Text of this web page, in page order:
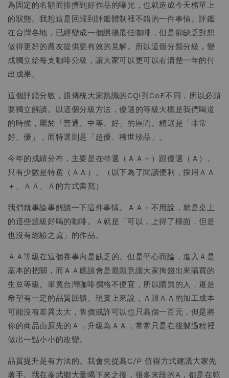
為固定的名額而排擠到好作品的曝光，也就造成今天榜單上
的狀態。我想這是回歸到評鑑體制裡不錯的一件事情。評鑑
在台灣各地，已經變成一個讚揚最佳咖啡，但是卻缺乏對想
做得更好的農友提供更有效的見解。所以這個分類分級，變
成獨立給每支咖啡分級，讓大家可以更可以看清楚一年的付
出成果。
這個評鑑分數，跟傳統大家熟識的CQI與CoE不同，所以必須
要獨立解讀。以這個分級方法，優選的等級大概是我們喝道
的時候，屬於「普通、中等、好」的區間。精選是「非常
好、優」，而特選則是「超優、稀世珍品」。
今年的成績分布，主要是在特選（ＡＡ＋）跟優選（Ａ）。
只有少數是特選（ＡＡ）。（以下為了閱讀便利，採用ＡＡ
＋、ＡＡ、Ａ的方式書寫）
我們就事論事解讀一下這件事情。ＡＡ＋不用說，就是桌上
的這些超級好喝的咖啡。Ａ就是「可以，上得了檯面，但是
也沒有經驗之處」的作品。
ＡＡ等級在這個賽事內是缺乏的。但是平心而論，進入Ａ是
基本的把關，而ＡＡ應該會是最願意讓大家掏錢出來購買的
生豆等級。畢竟台灣咖啡價格不便宜，所以購買的人，還是
希望有一定的品質回饋。現實上來說，Ａ跟ＡＡ的加工成本
可能沒有差異太大，售價或許可以也只高個一百元，但是將
你的商品由原先的Ａ，升級為ＡＡ，常常只是在後製過程裡
做出一點小小的改變。
品質提升是有方法的。我會先從高C/P 值得方式建議大家先
著手。我在泰武鄉大量喝下來之後，很多末段的A，都是在乾